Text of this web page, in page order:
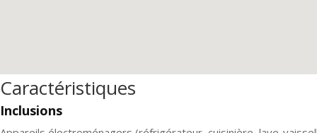
Caractéristiques
Inclusions